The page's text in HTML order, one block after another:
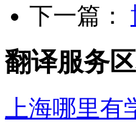
下一篇：
翻译服务
上海哪里